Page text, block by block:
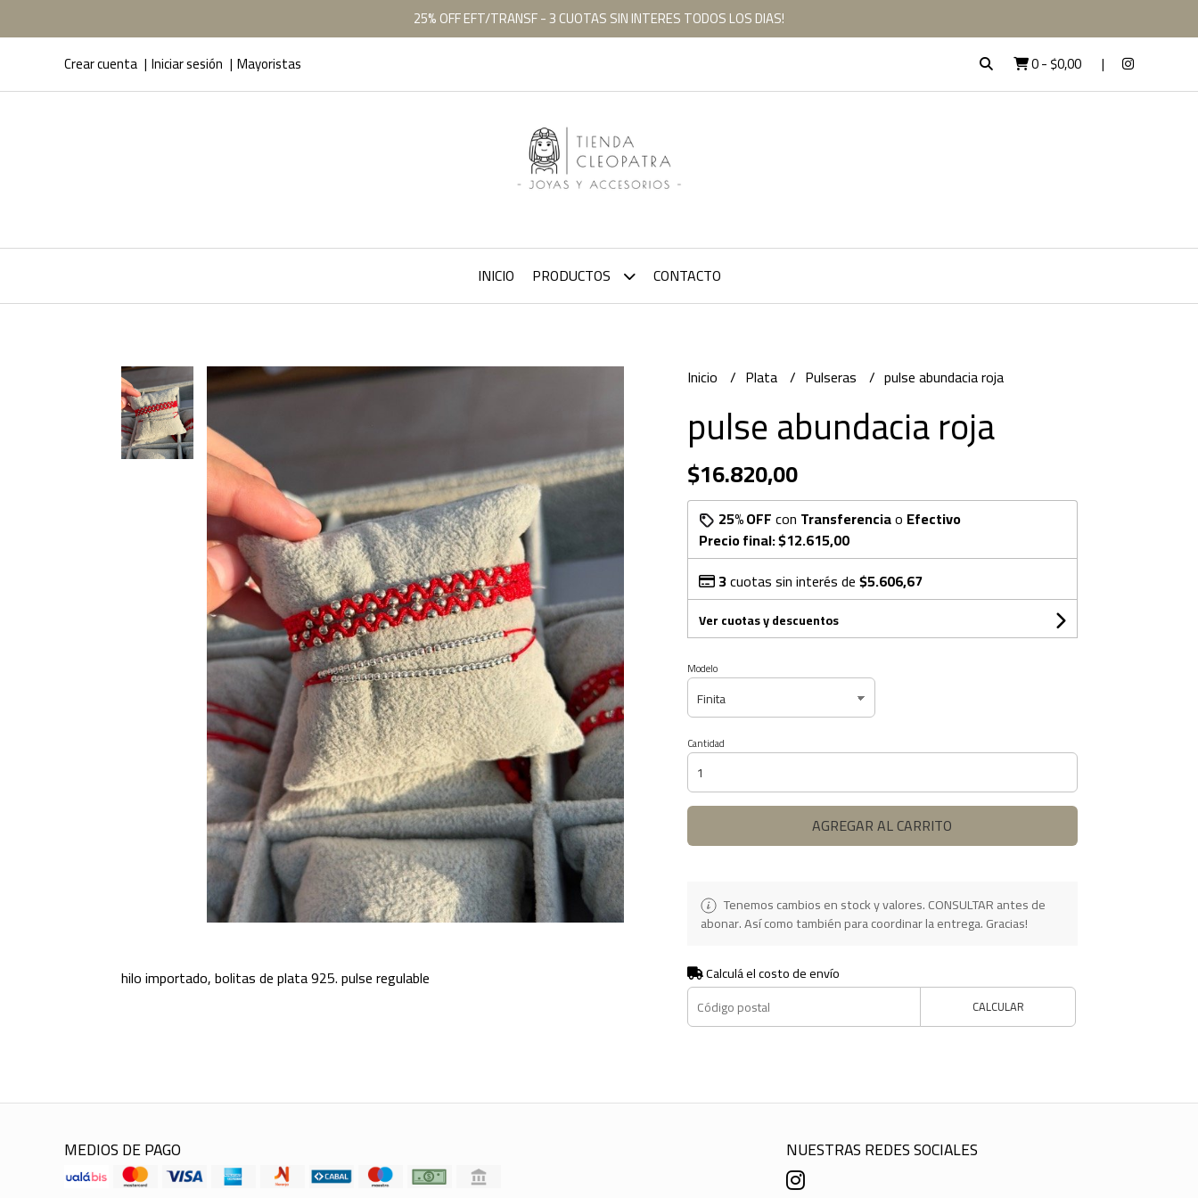
25% OFF EFT/TRANSF - 3 CUOTAS SIN INTERES TODOS LOS DIAS!
Crear cuenta Iniciar sesión Mayoristas 0-$0,00
INICIO PRODUCTOS CONTACTO
hilo importado, bolitas de plata 925. pulse regulable
Inicio Plata Pulseras pulse abundacia roja
pulse abundacia roja
$16.820,00
25% OFFcon Transferenciao Efectivo
Precio final:$12.615,00
3cuotas sin interés de$5.606,67
Ver cuotas y descuentos
Modelo
Cantidad
AGREGAR AL CARRITO
Tenemos cambios en stock y valores. CONSULTAR antes de
abonar. Así como también para coordinar la entrega. Gracias!
Calculá el costo de envío
CALCULAR
MEDIOS DE PAGO NUESTRAS REDES SOCIALES